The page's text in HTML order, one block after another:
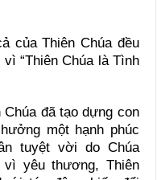
của Thiên Chúa đều
“Thiên Chúa là Tình
đã tạo dựng con
một hạnh phúc
tuyệt vời do Chúa
yêu thương, Thiên